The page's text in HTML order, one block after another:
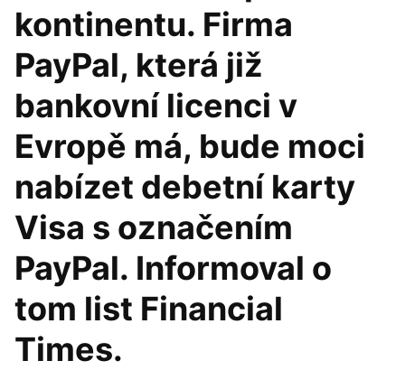
kontinentu. Firma
PayPal, která již
bankovní licenci v
Evropě má, bude moci
nabízet debetní karty
Visa s označením
PayPal. Informoval o
tom list Financial
Times.